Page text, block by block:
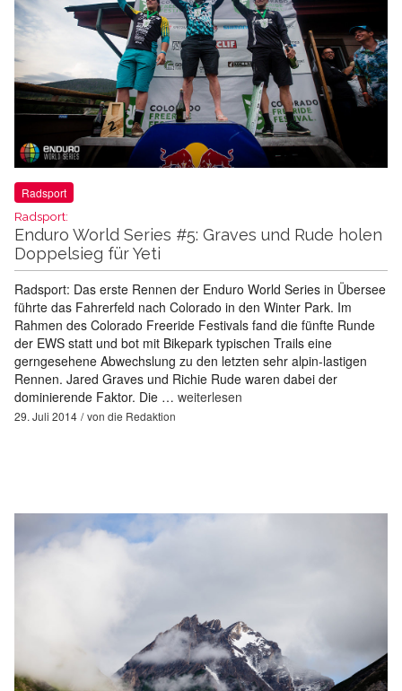
Radsport
Radsport:
Enduro World Series #5: Graves und Rude holen
Doppelsieg für Yeti
Radsport: Das erste Rennen der Enduro World Series in Übersee
führte das Fahrerfeld nach Colorado in den Winter Park. Im
Rahmen des Colorado Freeride Festivals fand die fünfte Runde
der EWS statt und bot mit Bikepark typischen Trails eine
gerngesehene Abwechslung zu den letzten sehr alpin-lastigen
Rennen. Jared Graves und Richie Rude waren dabei der
dominierende Faktor. Die … weiterlesen
29. Juli 2014 von die Redaktion